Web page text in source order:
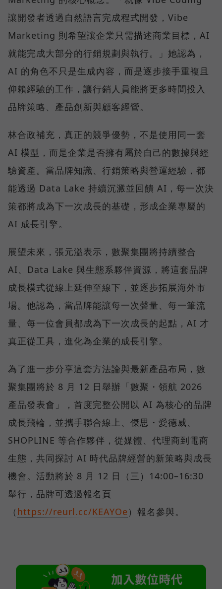
讓開發者透過自然語言完成程式開發，Vibe
Marketing 則希望讓企業只需描述商業目標，AI
就能完成大部分的行銷規劃與執行。」她認為，
AI 的角色不只是生成內容，而是逐步接手重複且
仰賴經驗的工作，讓行銷人員能將更多時間投入
品牌策略、產品創新與顧客經營。
林合政補充，真正的競爭優勢，不是使用同一套
AI 模型，而是企業是否擁有屬於自己的數據與經
驗資產。當品牌知識、行銷策略與營運經驗，都
能透過 Data Lake 持續沉澱並回饋 AI，每一次決
策都將成為下一次成長的基礎，形成企業專屬的
AI 成長引擎。
展望未來，張元溢表示，數聚集團將持續整合
AI、Data Lake 與生態系夥伴資源，將這套品牌
成長模式從線上延伸至線下，並逐步拓展海外市
場。他認為，當品牌能讓每一次聲量、每一筆流
量、每一位會員都成為下一次成長的起點，AI 才
真正從工具，進化為企業的成長引擎。
為了進一步分享這套方法論與最新產品布局，數
聚集團將於 8 月 12 日舉辦「數聚・領航 2026
產品發表會」，首度完整公開以 AI 為核心的品牌
成長飛輪，並攜手聯合線上、傑思・愛德威、
SHOPLINE 等合作夥伴，從媒體、代理商到電商
生態，共同探討 AI 時代品牌經營的新策略與成長
機會。活動將於 8 月 12 日（三）14:00–16:30
舉行，品牌可透過報名頁
（ https://reurl.cc/KEAYOe ）報名參與。